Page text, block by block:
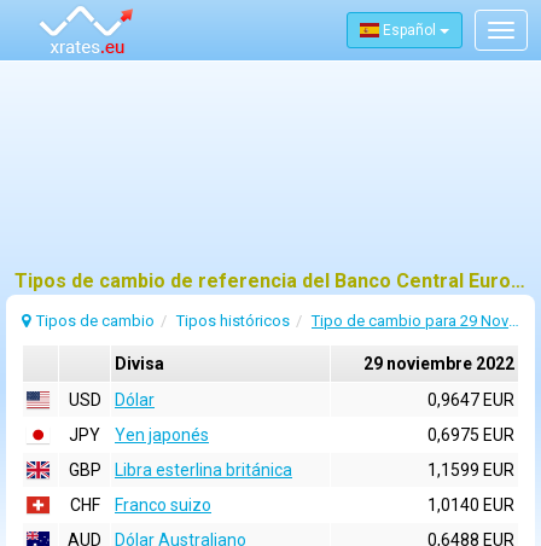
Español
Tipos de cambio de referencia del Banco Central Europeo (BCE) para 29 noviembre 2022
Tipos de cambio Tipos históricos Tipo de cambio para 29 Noviembre 2022
Divisa
29 noviembre 2022
USD
Dólar
0,9647 EUR
JPY
Yen japonés
0,6975 EUR
GBP
Libra esterlina británica
1,1599 EUR
CHF
Franco suizo
1,0140 EUR
AUD
Dólar Australiano
0,6488 EUR